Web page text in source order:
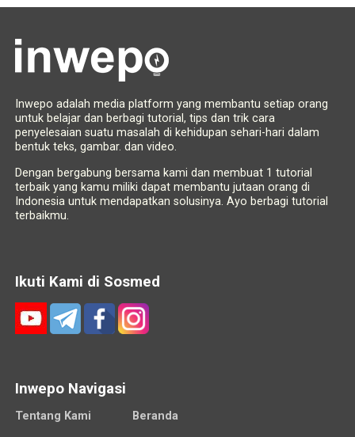
Inwepo adalah media platform yang membantu setiap orang
untuk belajar dan berbagi tutorial, tips dan trik cara
penyelesaian suatu masalah di kehidupan sehari-hari dalam
bentuk teks, gambar. dan video.
Dengan bergabung bersama kami dan membuat 1 tutorial
terbaik yang kamu miliki dapat membantu jutaan orang di
Indonesia untuk mendapatkan solusinya. Ayo berbagi tutorial
terbaikmu.
Ikuti Kami di Sosmed
Inwepo Navigasi
Tentang Kami
Beranda